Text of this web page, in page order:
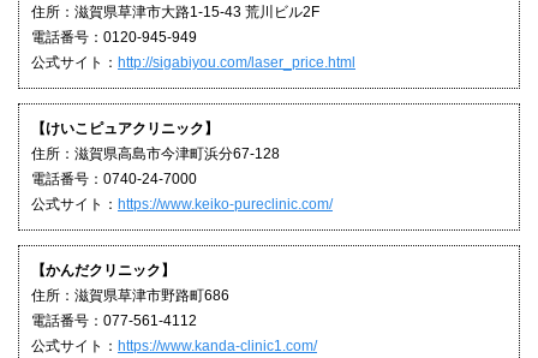
住所：滋賀県草津市大路1-15-43 荒川ビル2F
電話番号：0120-945-949
公式サイト： http://sigabiyou.com/laser_price.html
【けいこピュアクリニック】
住所：滋賀県高島市今津町浜分67-128
電話番号：0740-24-7000
公式サイト： https://www.keiko-pureclinic.com/
【かんだクリニック】
住所：滋賀県草津市野路町686
電話番号：077-561-4112
公式サイト： https://www.kanda-clinic1.com/